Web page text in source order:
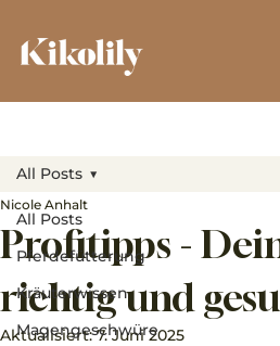
All Posts
Pferdefütterung
Kräuterwissen
Magengeschwüre
All Posts
Profitipps -
richtig und
Nicole Anhalt
Aktualisiert:7. Juni 2025